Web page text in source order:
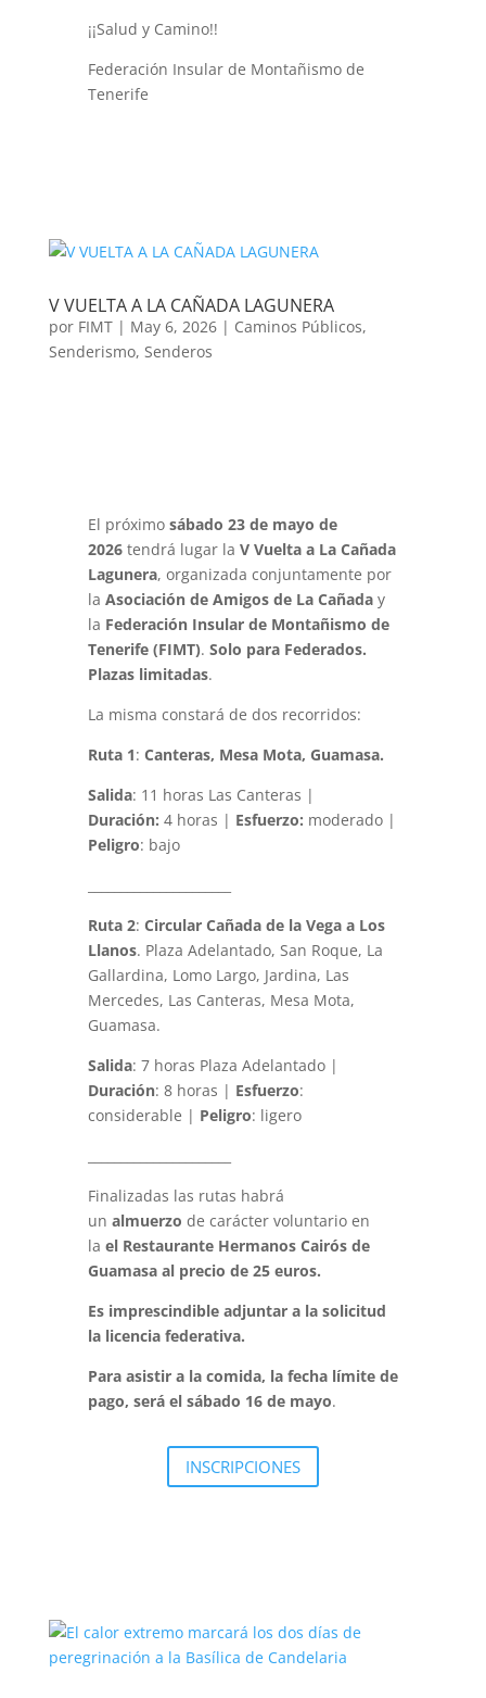
¡¡Salud y Camino!!
Federación Insular de Montañismo de
Tenerife
V VUELTA A LA CAÑADA LAGUNERA
por FIMT| May 6, 2026| Caminos Públicos,
Senderismo, Senderos
El próximo sábado 23 de mayo de
2026tendrá lugar la V Vuelta a La Cañada
Lagunera, organizada conjuntamente por
la Asociación de Amigos de La Cañaday
la Federación Insular de Montañismo de
Tenerife (FIMT). Solo para Federados.
Plazas limitadas.
La misma constará de dos recorridos:
Ruta 1: Canteras, Mesa Mota, Guamasa.
Salida: 11 horas Las Canteras |
Duración: 4 horas | Esfuerzo: moderado |
Peligro: bajo
Ruta 2: Circular Cañada de la Vega a Los
Llanos. Plaza Adelantado, San Roque, La
Gallardina, Lomo Largo, Jardina, Las
Mercedes, Las Canteras, Mesa Mota,
Guamasa.
Salida: 7 horas Plaza Adelantado |
Duración: 8 horas | Esfuerzo:
considerable | Peligro: ligero
Finalizadas las rutas habrá
un almuerzo de carácter voluntario en
la el Restaurante Hermanos Cairós de
Guamasa al precio de 25 euros.
Es imprescindible adjuntar a la solicitud
la licencia federativa.
Para asistir a la comida, la fecha límite de
pago, será el sábado 16 de mayo.
INSCRIPCIONES